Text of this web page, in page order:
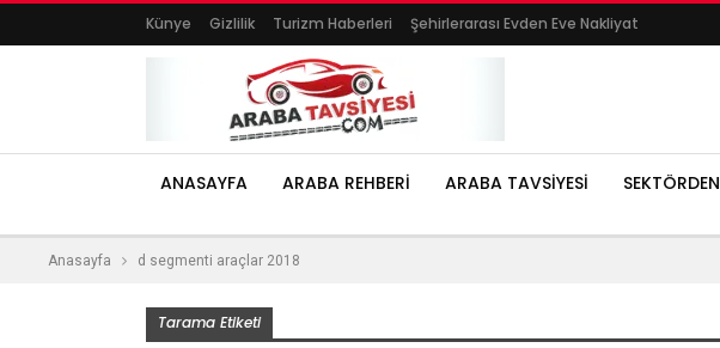
Künye Gizlilik Turizm Haberleri Şehirlerarası Evden Eve Nakliyat
ANASAYFA ARABA REHBERI ARABA TAVSIYESI SEKTÖRDEN
Anasayfa d segmenti araçlar 2018
Tarama Etiketi